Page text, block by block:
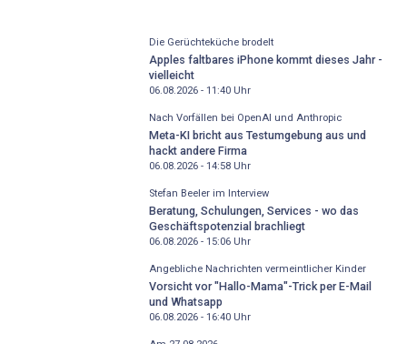
Die Gerüchteküche brodelt
Apples faltbares iPhone kommt dieses Jahr -
vielleicht
06.08.2026 - 11:40Uhr
Nach Vorfällen bei OpenAI und Anthropic
Meta-KI bricht aus Testumgebung aus und
hackt andere Firma
06.08.2026 - 14:58Uhr
Stefan Beeler im Interview
Beratung, Schulungen, Services - wo das
Geschäftspotenzial brachliegt
06.08.2026 - 15:06Uhr
Angebliche Nachrichten vermeintlicher Kinder
Vorsicht vor "Hallo-Mama"-Trick per E-Mail
und Whatsapp
06.08.2026 - 16:40Uhr